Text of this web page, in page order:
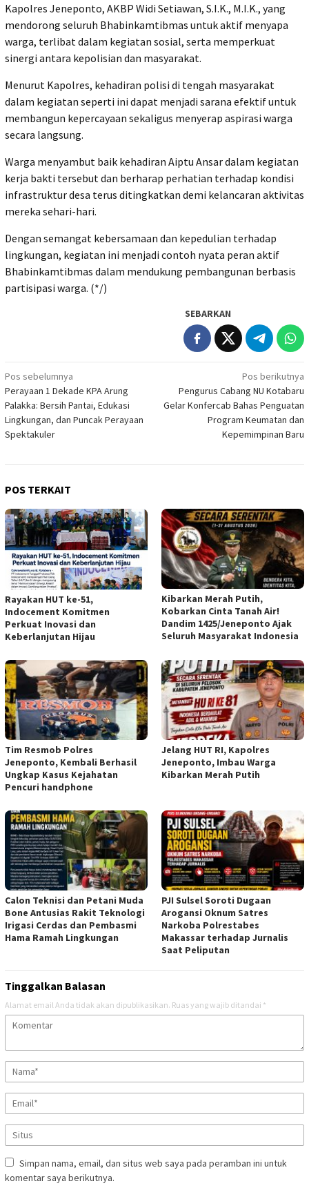
Kapolres Jeneponto, AKBP Widi Setiawan, S.I.K., M.I.K., yang
mendorong seluruh Bhabinkamtibmas untuk aktif menyapa
warga, terlibat dalam kegiatan sosial, serta memperkuat
sinergi antara kepolisian dan masyarakat.
Menurut Kapolres, kehadiran polisi di tengah masyarakat
dalam kegiatan seperti ini dapat menjadi sarana efektif untuk
membangun kepercayaan sekaligus menyerap aspirasi warga
secara langsung.
Warga menyambut baik kehadiran Aiptu Ansar dalam kegiatan
kerja bakti tersebut dan berharap perhatian terhadap kondisi
infrastruktur desa terus ditingkatkan demi kelancaran aktivitas
mereka sehari-hari.
Dengan semangat kebersamaan dan kepedulian terhadap
lingkungan, kegiatan ini menjadi contoh nyata peran aktif
Bhabinkamtibmas dalam mendukung pembangunan berbasis
partisipasi warga. (*/)
SEBARKAN
Navigasi
pos
Pos sebelumnya
Perayaan 1 Dekade KPA Arung
Palakka: Bersih Pantai, Edukasi
Lingkungan, dan Puncak Perayaan
Spektakuler
Pos berikutnya
Pengurus Cabang NU Kotabaru
Gelar Konfercab Bahas Penguatan
Program Keumatan dan
Kepemimpinan Baru
POS TERKAIT
Rayakan HUT ke-51,
Indocement Komitmen
Perkuat Inovasi dan
Keberlanjutan Hijau
Kibarkan Merah Putih,
Kobarkan Cinta Tanah Air!
Dandim 1425/Jeneponto Ajak
Seluruh Masyarakat Indonesia
Tim Resmob Polres
Jeneponto, Kembali Berhasil
Ungkap Kasus Kejahatan
Pencuri handphone
Jelang HUT RI, Kapolres
Jeneponto, Imbau Warga
Kibarkan Merah Putih
Calon Teknisi dan Petani Muda
Bone Antusias Rakit Teknologi
Irigasi Cerdas dan Pembasmi
Hama Ramah Lingkungan
PJI Sulsel Soroti Dugaan
Arogansi Oknum Satres
Narkoba Polrestabes
Makassar terhadap Jurnalis
Saat Peliputan
Tinggalkan Balasan
Alamat email Anda tidak akan dipublikasikan. Ruas yang wajib ditandai *
Simpan nama, email, dan situs web saya pada peramban ini untuk
komentar saya berikutnya.